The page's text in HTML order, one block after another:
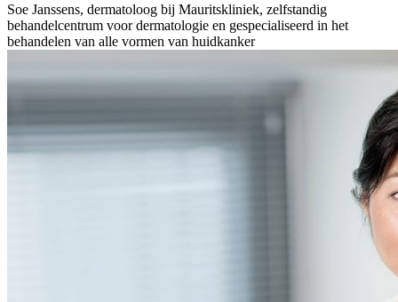
Soe Janssens, dermatoloog bij Mauritskliniek, zelfstandig
behandelcentrum voor dermatologie en gespecialiseerd in het
behandelen van alle vormen van huidkanker